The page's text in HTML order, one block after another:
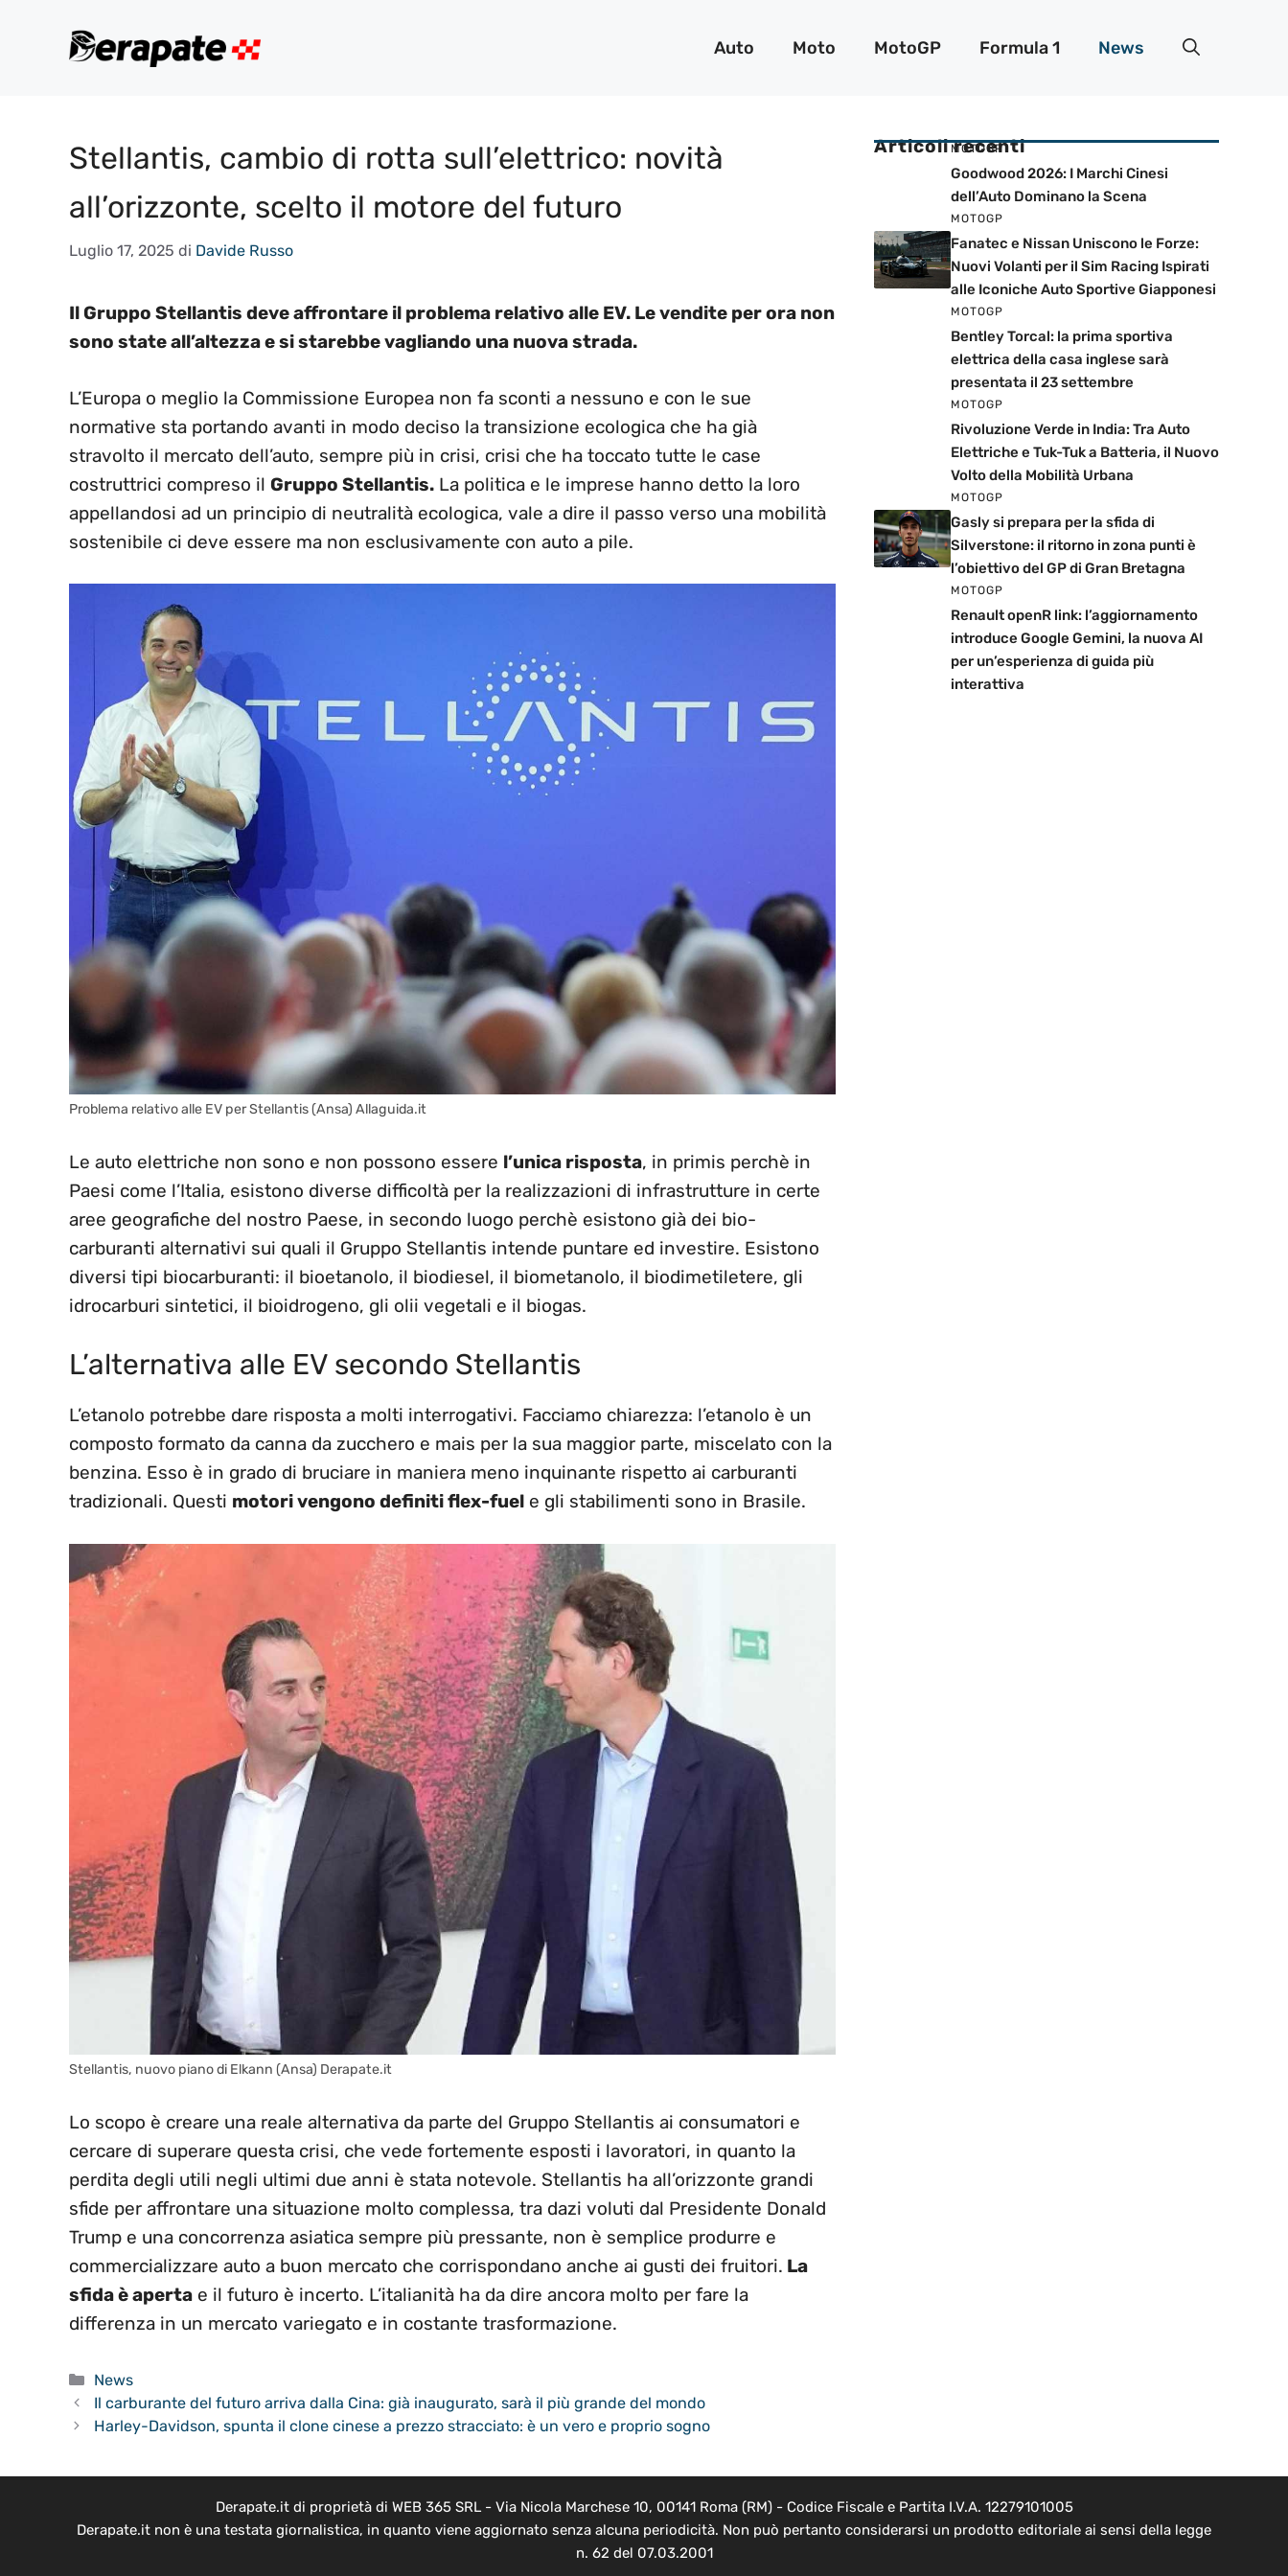
Auto Moto MotoGP Formula 1 News
Stellantis, cambio di rotta sull’elettrico: novità
all’orizzonte, scelto il motore del futuro
Luglio 17, 2025 di Davide Russo
Il Gruppo Stellantis deve affrontare il problema relativo alle EV. Le vendite per ora non
sono state all’altezza e si starebbe vagliando una nuova strada.
L’Europa o meglio la Commissione Europea non fa sconti a nessuno e con le sue
normative sta portando avanti in modo deciso la transizione ecologica che ha già
stravolto il mercato dell’auto, sempre più in crisi, crisi che ha toccato tutte le case
costruttrici compreso il Gruppo Stellantis. La politica e le imprese hanno detto la loro
appellandosi ad un principio di neutralità ecologica, vale a dire il passo verso una mobilità
sostenibile ci deve essere ma non esclusivamente con auto a pile.
Problema relativo alle EV per Stellantis (Ansa) Allaguida.it
Le auto elettriche non sono e non possono essere l’unica risposta, in primis perchè in
Paesi come l’Italia, esistono diverse difficoltà per la realizzazioni di infrastrutture in certe
aree geografiche del nostro Paese, in secondo luogo perchè esistono già dei bio-
carburanti alternativi sui quali il Gruppo Stellantis intende puntare ed investire. Esistono
diversi tipi biocarburanti: il bioetanolo, il biodiesel, il biometanolo, il biodimetiletere, gli
idrocarburi sintetici, il bioidrogeno, gli olii vegetali e il biogas.
L’alternativa alle EV secondo Stellantis
L’etanolo potrebbe dare risposta a molti interrogativi. Facciamo chiarezza: l’etanolo è un
composto formato da canna da zucchero e mais per la sua maggior parte, miscelato con la
benzina. Esso è in grado di bruciare in maniera meno inquinante rispetto ai carburanti
tradizionali. Questi motori vengono definiti flex-fuel e gli stabilimenti sono in Brasile.
Stellantis, nuovo piano di Elkann (Ansa) Derapate.it
Lo scopo è creare una reale alternativa da parte del Gruppo Stellantis ai consumatori e
cercare di superare questa crisi, che vede fortemente esposti i lavoratori, in quanto la
perdita degli utili negli ultimi due anni è stata notevole. Stellantis ha all’orizzonte grandi
sfide per affrontare una situazione molto complessa, tra dazi voluti dal Presidente Donald
Trump e una concorrenza asiatica sempre più pressante, non è semplice produrre e
commercializzare auto a buon mercato che corrispondano anche ai gusti dei fruitori. La
sfida è aperta e il futuro è incerto. L’italianità ha da dire ancora molto per fare la
differenza in un mercato variegato e in costante trasformazione.
Categorie
News
Il carburante del futuro arriva dalla Cina: già inaugurato, sarà il più grande del mondo
Harley-Davidson, spunta il clone cinese a prezzo stracciato: è un vero e proprio sogno
Articoli recenti
MOTOGP
Goodwood 2026: I Marchi Cinesi
dell’Auto Dominano la Scena
MOTOGP
Fanatec e Nissan Uniscono le Forze:
Nuovi Volanti per il Sim Racing Ispirati
alle Iconiche Auto Sportive Giapponesi
MOTOGP
Bentley Torcal: la prima sportiva
elettrica della casa inglese sarà
presentata il 23 settembre
MOTOGP
Rivoluzione Verde in India: Tra Auto
Elettriche e Tuk-Tuk a Batteria, il Nuovo
Volto della Mobilità Urbana
MOTOGP
Gasly si prepara per la sfida di
Silverstone: il ritorno in zona punti è
l’obiettivo del GP di Gran Bretagna
MOTOGP
Renault openR link: l’aggiornamento
introduce Google Gemini, la nuova AI
per un’esperienza di guida più
interattiva
Derapate.it di proprietà di WEB 365 SRL - Via Nicola Marchese 10, 00141 Roma (RM) - Codice Fiscale e Partita I.V.A. 12279101005
Derapate.it non è una testata giornalistica, in quanto viene aggiornato senza alcuna periodicità. Non può pertanto considerarsi un prodotto editoriale ai sensi della legge
n. 62 del 07.03.2001